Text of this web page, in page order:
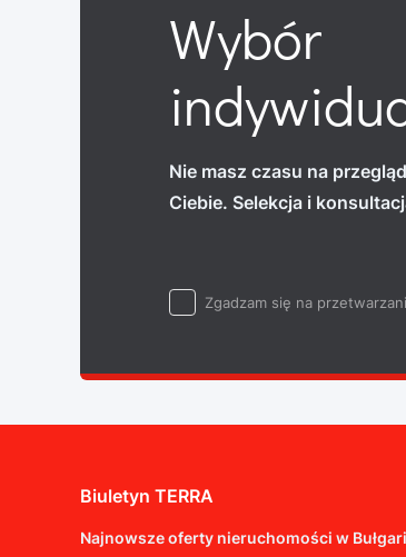
Wybór
Nie masz czasu na
Ciebie. Selekcja i
Zgadzam się na
Biuletyn TERRA
Najnowsze oferty nieruchomości w